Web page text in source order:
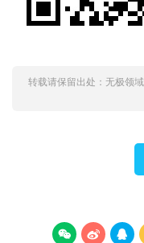
转载请保留出处： 无极领域
  